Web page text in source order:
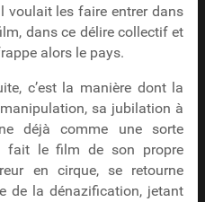
voulait les faire entrer dans
dans ce délire collectif et
alors le pays.
c’est la manière dont la
sa jubilation à
déjà comme une sorte
fait le film de son propre
en cirque, se retourne
de la dénazification, jetant